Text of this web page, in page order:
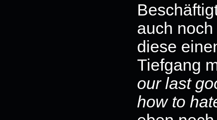
auch
diese
Tiefgang
our last
how to